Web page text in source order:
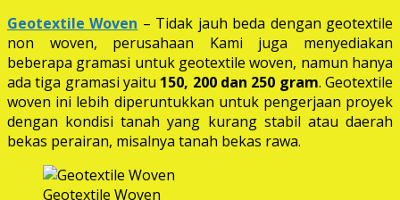
Geotextile Woven – Tidak jauh beda dengan geotextile
non woven, perusahaan Kami juga menyediakan
beberapa gramasi untuk geotextile woven, namun hanya
ada tiga gramasi yaitu 150, 200 dan 250 gram. Geotextile
woven ini lebih diperuntukkan untuk pengerjaan proyek
dengan kondisi tanah yang kurang stabil atau daerah
bekas perairan, misalnya tanah bekas rawa.
Geotextile Woven